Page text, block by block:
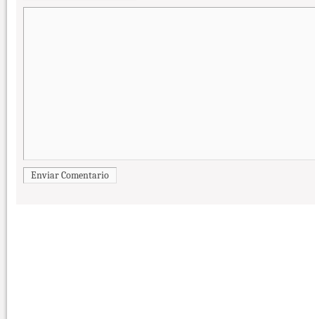
Enviar Comentario